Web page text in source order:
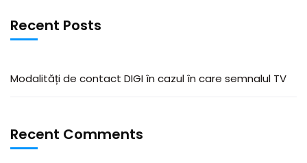
Recent Posts
Modalități de contact DIGI în cazul în care semnalul TV
Recent Comments